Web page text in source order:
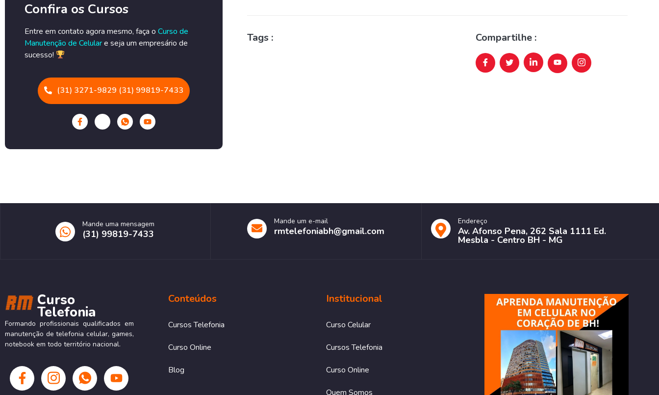
Confira os Cursos
Entre em contato agora mesmo, faça o Curso de
Manutenção de Celulare seja um empresário de
sucesso!
(31) 3271-9829 (31) 99819-7433
Tags : Compartilhe :
Mande uma mensagem
(31) 99819-7433
Mande um e-mail
rmtelefoniabh@gmail.com
Endereço
Av. Afonso Pena, 262 Sala 1111 Ed.
Mesbla - Centro BH - MG
Curso
Telefonia
Formando profissionais qualificados em
manutenção de telefonia celular, games,
notebook em todo território nacional.
Conteúdos
Cursos Telefonia
Curso Online
Blog
Institucional
Curso Celular
Cursos Telefonia
Curso Online
Quem Somos